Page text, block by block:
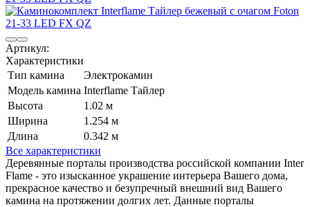
Артикул:
Характеристики
Тип камина
Электрокамин
Модель камина Interflame Тайлер
Высота
1.02 м
Ширина
1.254 м
Длина
0.342 м
Все характеристики
Деревянные порталы производства российской компании Inter
Flame - это изысканное украшение интерьера Вашего дома,
прекрасное качество и безупречный внешний вид Вашего
камина на протяжении долгих лет. Данные порталы